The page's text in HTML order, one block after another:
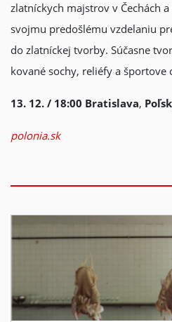
zlatníckych majstrov v Čechách
svojmu predošlému vzdelaniu
do zlatníckej tvorby. Súčasne
kované sochy, reliéfy a športove
13. 12. / 18:00 Bratislava,
polonia.sk